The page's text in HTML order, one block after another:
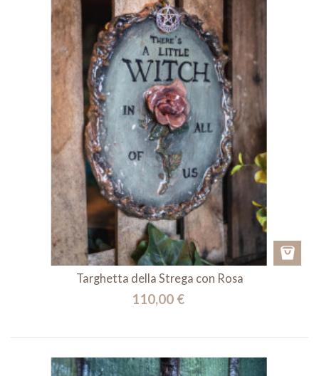
Targhetta della Strega con Rosa
110,00 €